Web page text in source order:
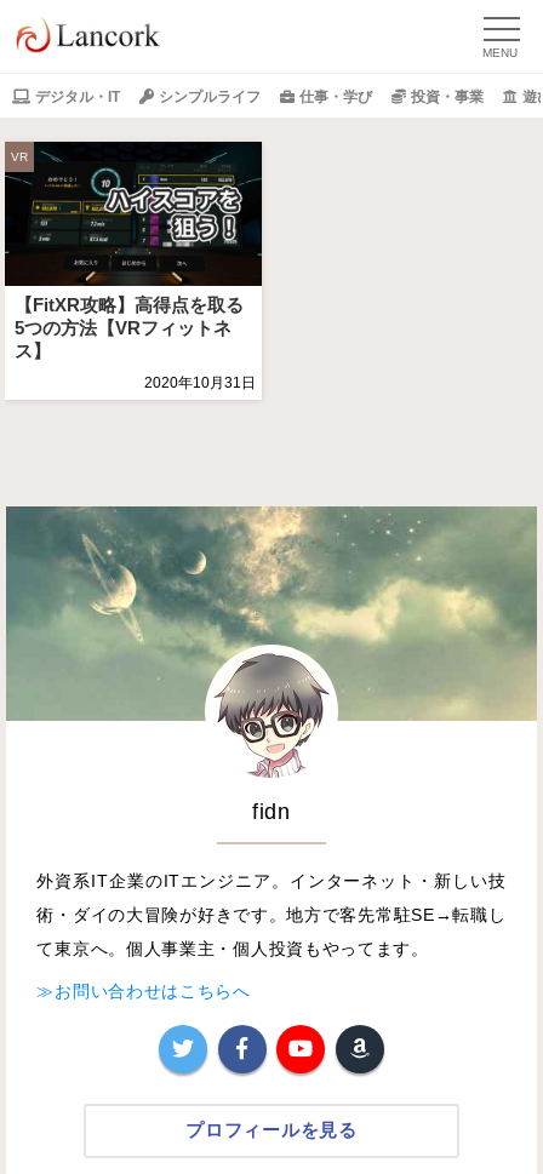
デジタル・IT シンプルライフ 仕事・学び 投資・事業 遊
VR
【FitXR攻略】高得点を取る
5つの方法【VRフィットネ
ス】
2020年10月31日
fidn
外資系IT企業のITエンジニア。インターネット・新しい技
術・ダイの大冒険が好きです。地方で客先常駐SE→転職し
て東京へ。個人事業主・個人投資もやってます。
≫お問い合わせはこちらへ
プロフィールを見る